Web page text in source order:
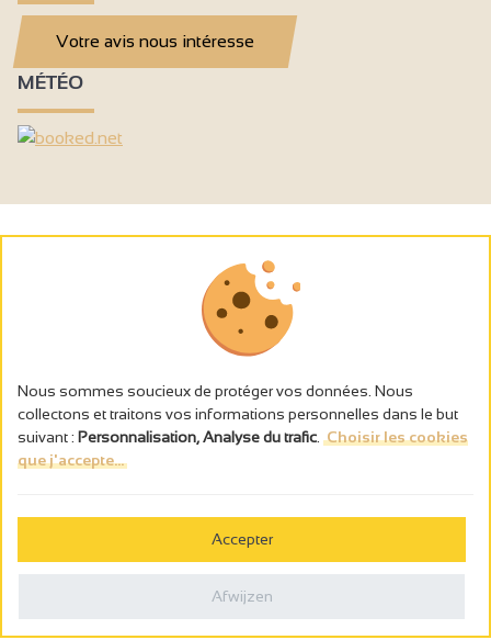
Votre avis nous intéresse
MÉTÉO
L’abus d’alcool est dangereux pour la santé, à consommer avec
Politique de confidentialité
Nous sommes soucieux de protéger vos données. Nous
collectons et traitons vos informations personnelles dans le but
suivant : Personnalisation, Analyse du trafic Choisir les cookies
que j'accepte...
Accepter
Afwijzen